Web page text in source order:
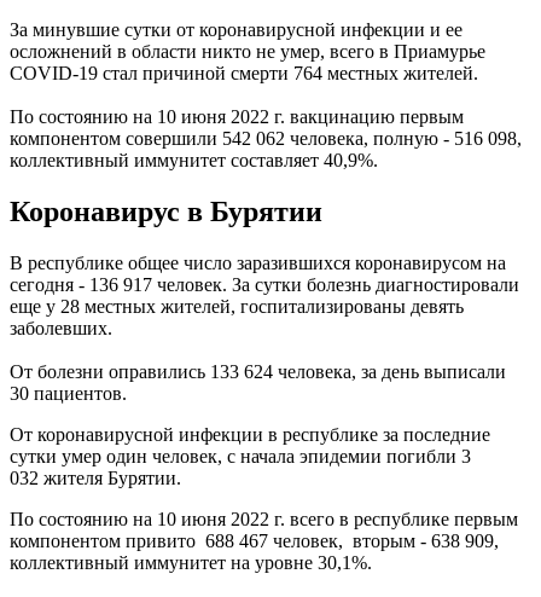
За минувшие сутки от коронавирусной инфекции и ее
осложнений в области никто не умер, всего в Приамурье
COVID-19 стал причиной смерти 764 местных жителей.
По состоянию на 10 июня 2022 г. вакцинацию первым
компонентом совершили 542 062 человека, полную - 516 098,
коллективный иммунитет составляет 40,9%.
Коронавирус в Бурятии
В республике общее число заразившихся коронавирусом на
сегодня - 136 917 человек. За сутки болезнь диагностировали
еще у 28 местных жителей, госпитализированы девять
заболевших.
От болезни оправились 133 624 человека, за день выписали
30 пациентов.
От коронавирусной инфекции в республике за последние
сутки умер один человек, с начала эпидемии погибли 3
032 жителя Бурятии.
По состоянию на 10 июня 2022 г. всего в республике первым
компонентом привито 688 467 человек, вторым - 638 909,
коллективный иммунитет на уровне 30,1%.